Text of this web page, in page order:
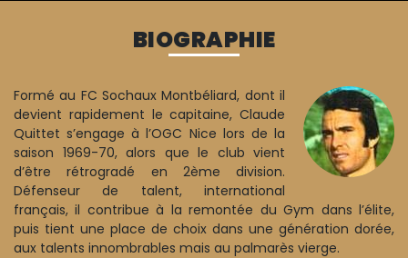
BIOGRAPHIE
Formé au FC Sochaux Montbéliard, dont il
devient rapidement le capitaine, Claude
Quittet s’engage à l’OGC Nice lors de la
saison 1969-70, alors que le club vient
d’être rétrogradé en 2ème division.
Défenseur de talent, international
français, il contribue à la remontée du Gym dans l’élite,
puis tient une place de choix dans une génération dorée,
aux talents innombrables mais au palmarès vierge.